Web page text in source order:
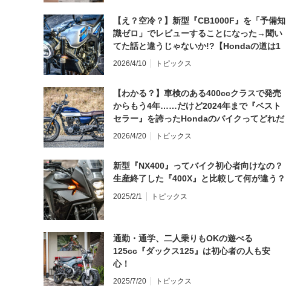
【え？空冷？】新型『CB1000F』を「予備知
識ゼロ」でレビューすることになった→聞い
てた話と違うじゃないか!?【Hondaの道は1
日にしてならず／CB1000F ①第一印象 編】
2026/4/10 トピックス
【わかる？】車検のある400ccクラスで発売
からもう4年……だけど2024年まで『ベスト
セラー』を誇ったHondaのバイクってどれだ
と思う？
2026/4/20 トピックス
新型『NX400』ってバイク初心者向けなの？
生産終了した『400X』と比較して何が違う？
2025/2/1 トピックス
通勤・通学、二人乗りもOKの遊べる
125cc『ダックス125』は初心者の人も安
心！
2025/7/20 トピックス